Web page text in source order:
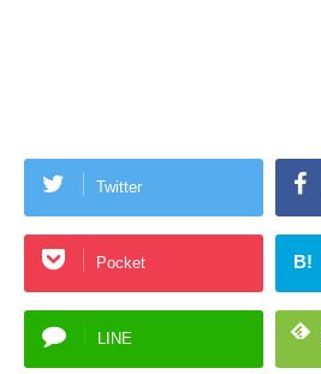
Twitter
Pocket B!
LINE